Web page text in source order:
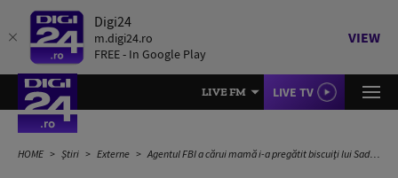
Digi24
m.digi24.ro
FREE - In Google Play
VIEW
LIVE FM LIVE TV
HOME Știri Externe Agentul FBI a cărui mamă i-a pregătit biscuiți lui Saddam Hussein. Ce i-a spus dictatorul despre bin Laden și teama lui cea mai mare